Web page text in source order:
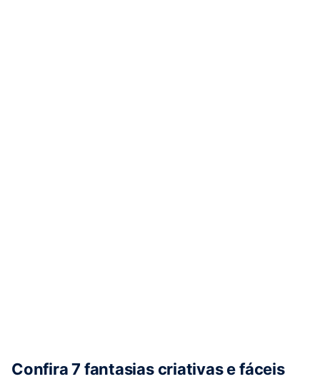
Confira 7 fantasias criativas e fáceis